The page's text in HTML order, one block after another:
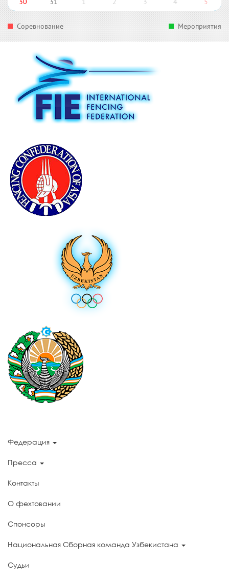
Соревнование Мероприятия
Федерация
Пресса
Контакты
О фехтовании
Спонсоры
Национальная Сборная команда Узбекистана
Судьи